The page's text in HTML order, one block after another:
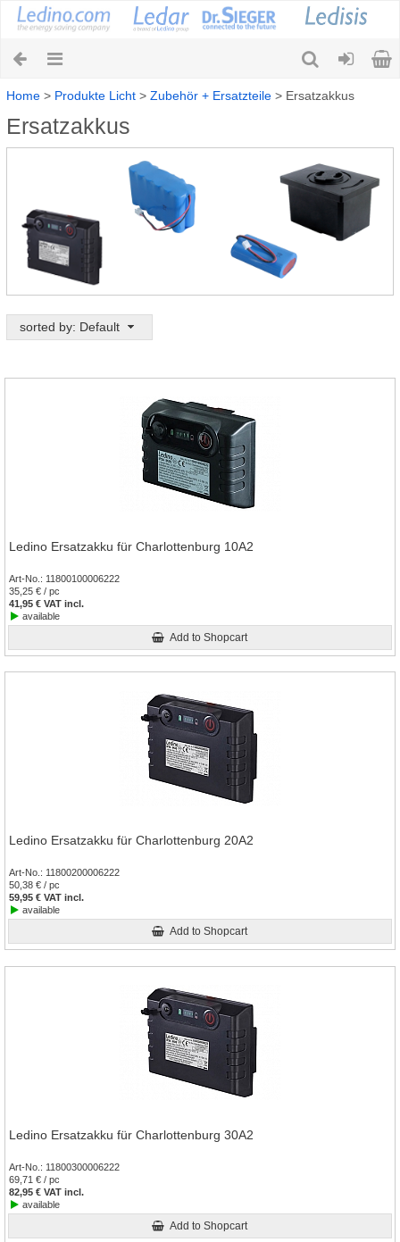
Home > Produkte Licht > Zubehör + Ersatzteile > Ersatzakkus
Ersatzakkus
sorted by: Default
Ledino Ersatzakku für Charlottenburg 10A2
Art-No.
11800100006222
35,25 € / pc
41,95 € VAT incl.
available
Add to Shopcart
Ledino Ersatzakku für Charlottenburg 20A2
Art-No.
11800200006222
50,38 € / pc
59,95 € VAT incl.
available
Add to Shopcart
Ledino Ersatzakku für Charlottenburg 30A2
Art-No.
11800300006222
69,71 € / pc
82,95 € VAT incl.
available
Add to Shopcart